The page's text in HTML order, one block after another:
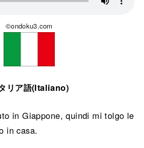
©ondoku3.com
リア語(Italiano)
in Giappone, quindi mi tolgo le
in casa.